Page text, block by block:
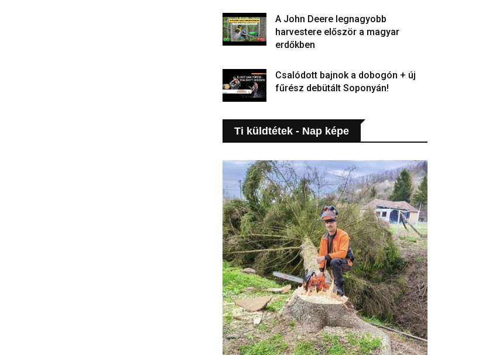
A John Deere legnagyobb
harvestere először a magyar
erdőkben
Csalódott bajnok a dobogón + új
fűrész debütált Soponyán!
Ti küldtétek - Nap képe